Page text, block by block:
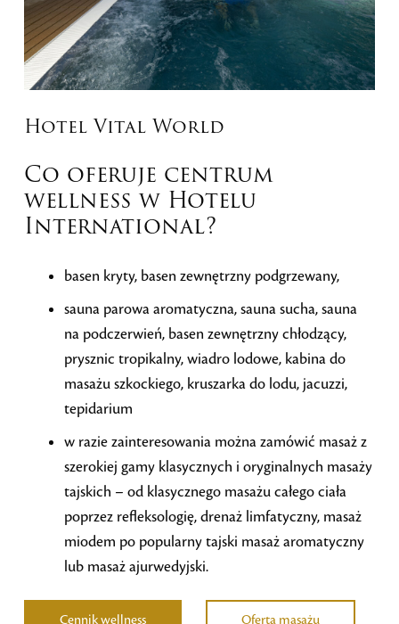
Hotel Vital World
Co oferuje centrum
wellness w Hotelu
International?
basen kryty, basen zewnętrzny podgrzewany,
sauna parowa aromatyczna, sauna sucha, sauna
na podczerwień, basen zewnętrzny chłodzący,
prysznic tropikalny, wiadro lodowe, kabina do
masażu szkockiego, kruszarka do lodu, jacuzzi,
tepidarium
w razie zainteresowania można zamówić masaż z
szerokiej gamy klasycznych i oryginalnych masaży
tajskich – od klasycznego masażu całego ciała
poprzez refleksologię, drenaż limfatyczny, masaż
miodem po popularny tajski masaż aromatyczny
lub masaż ajurwedyjski.
Cennik wellness Oferta masażu